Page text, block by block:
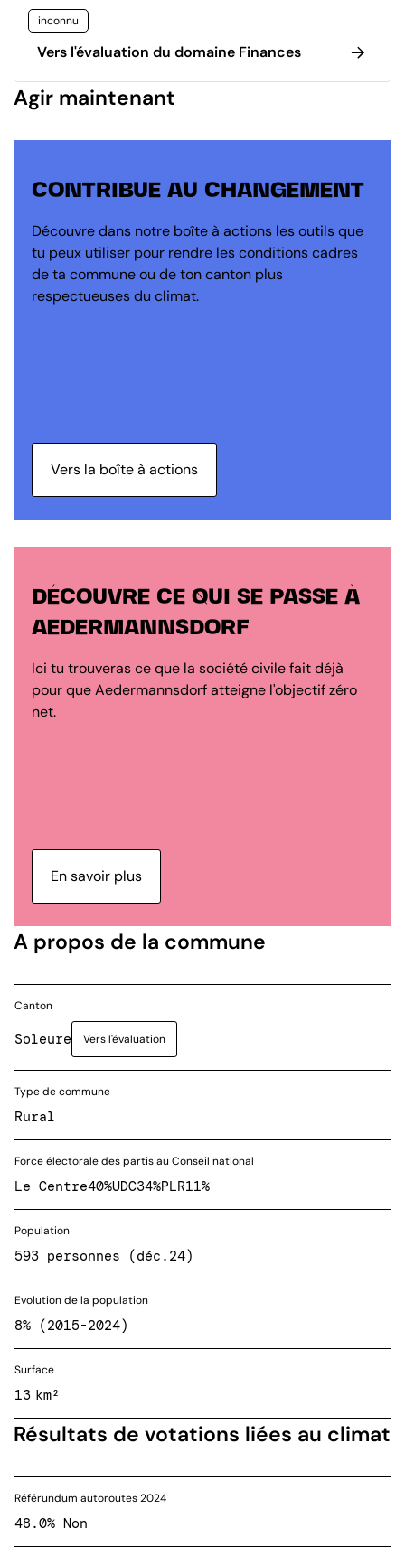
inconnu
Vers l'évaluation du domaine Finances
Agir maintenant
CONTRIBUE AU CHANGEMENT
Découvre dans notre boîte à actions les outils que
tu peux utiliser pour rendre les conditions cadres
de ta commune ou de ton canton plus
respectueuses du climat.
Vers la boîte à actions
DÉCOUVRE CE QUI SE PASSE À
AEDERMANNSDORF
Ici tu trouveras ce que la société civile fait déjà
pour que Aedermannsdorf atteigne l'objectif zéro
net.
En savoir plus
A propos de la commune
Canton
Soleure Vers l'évaluation
Type de commune
Rural
Force électorale des partis au Conseil national
Le Centre40%UDC34%PLR11%
Population
593 personnes (déc.24)
Evolution de la population
8% (2015-2024)
Surface
13 km²
Résultats de votations liées au climat
Référundum autoroutes 2024
48.0% Non